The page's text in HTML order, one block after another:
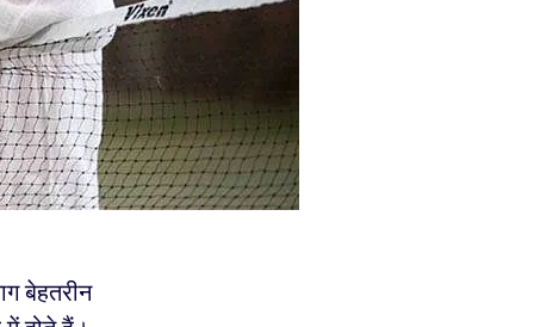
बेहतरीन